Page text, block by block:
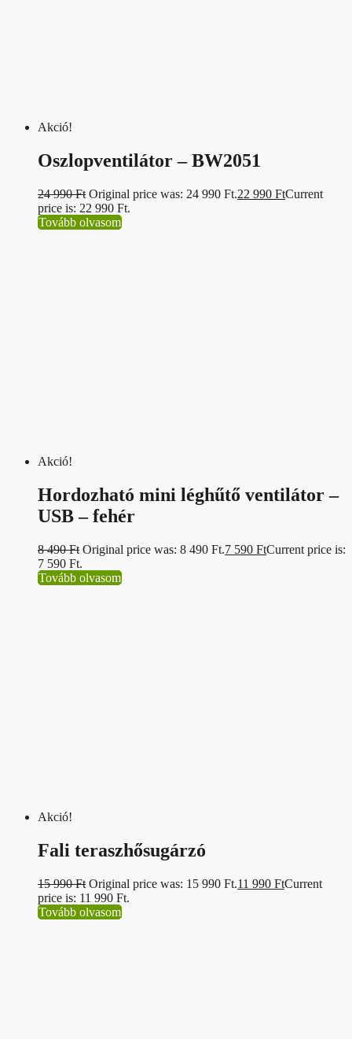
Akció!
Oszlopventilátor – BW2051
24 990Ft Original price was: 24 990 Ft.22 990 FtCurrent
price is: 22 990 Ft.
Tovább olvasom
Akció!
Hordozható mini léghűtő ventilátor –
USB – fehér
8 490Ft Original price was: 8 490 Ft.7 590 FtCurrent price is:
7 590 Ft.
Tovább olvasom
Akció!
Fali teraszhősugárzó
15 990Ft Original price was: 15 990 Ft.11 990 FtCurrent
price is: 11 990 Ft.
Tovább olvasom